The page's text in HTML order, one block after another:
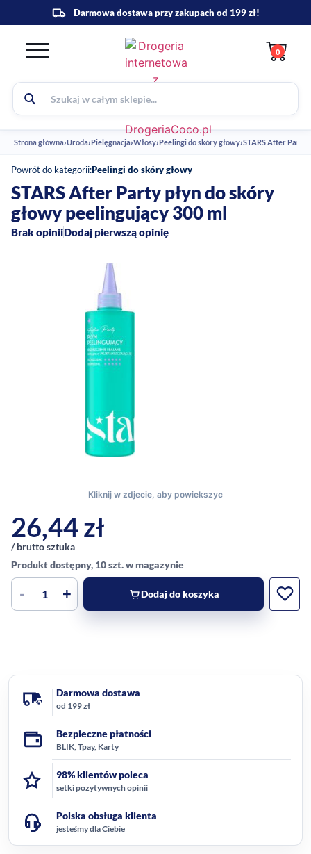
0
Strona główna›Uroda›Pielęgnacja›Włosy›Peelingi do skóry głowy›STARS After Party
Powrót do kategorii:Peelingi do skóry głowy
STARS After Party płyn do skóry
głowy peelingujący 300 ml
Brak opiniiDodaj pierwszą opinię
26,44zł
/ brutto sztuka
Produkt dostępny, 10 szt. w magazynie
- + Dodaj do koszyka
Darmowa dostawa
od 199 zł
Bezpieczne płatności
BLIK, Tpay, Karty
98% klientów poleca
setki pozytywnych opinii
Polska obsługa klienta
jesteśmy dla Ciebie